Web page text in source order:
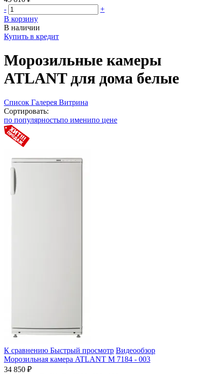
-
+
В корзину
В наличии
Купить в кредит
Морозильные камеры
ATLANT для дома белые
Список Галерея Витрина
Сортировать:
по популярностьпо именипо цене
К сравнению Быстрый просмотр Видеообзор
Морозильная камера ATLANT М 7184 - 003
34 850 ₽